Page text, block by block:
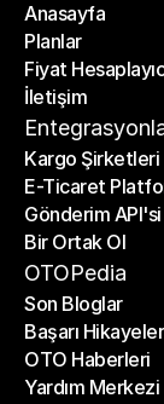
Anasayfa
Anasayfa
Planlar
Planlar
Fiyat
Fiyat Hesaplayıcı
İletişim
İletişim
Kargo Şirketleri
Kargo Şirketleri
E-Ticaret
E-Ticaret
Gönderim API'si
Gönderim API'si
Bir Ortak Ol
Bir Ortak Ol
OTOPedia
Son Bloglar
Son Bloglar
Başarı
Başarı Hikayeleri
OTO Haberleri
OTO Haberleri
Yardım Merkezi